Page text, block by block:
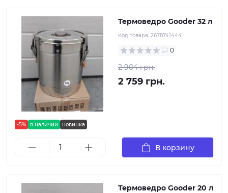
-5% в наличии новинка
Термоведро Gooder 32 л
Код товара: 2678741444
0
2 904 грн.
2 759 грн.
В корзину
Термоведро Gooder 20 л